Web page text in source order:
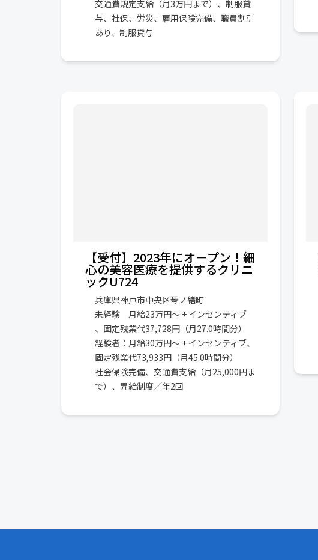
交通費規定支給（月3万円まで）、制服貸
与、社保、労災、雇用保険完備、職員割引
あり、制服貸与
【受付】2023年にオープン！細
心の美容医療を提供するクリニ
ックU724
兵庫県神戸市中央区琴ノ緒町
未経験 月給23万円～ + インセンティブ
、固定残業代37,728円（月27.0時間分）
経験者：月給30万円～ + インセンティブ、
固定残業代73,933円（月45.0時間分）
社会保険完備、交通費支給（月25,000円ま
で）、昇給制度／年2回